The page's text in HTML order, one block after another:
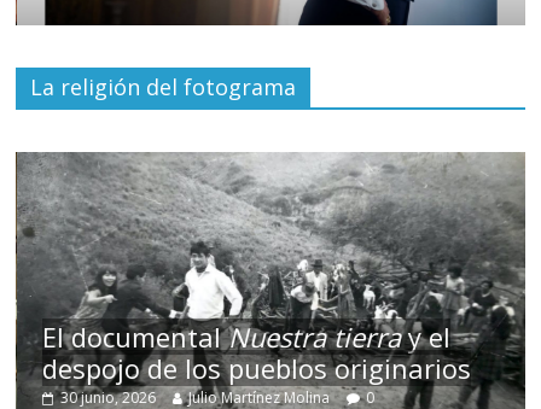
La religión del fotograma
El documentalNuestra tierray el
despojo de los pueblos originarios
30 junio, 2026 Julio Martínez Molina 0